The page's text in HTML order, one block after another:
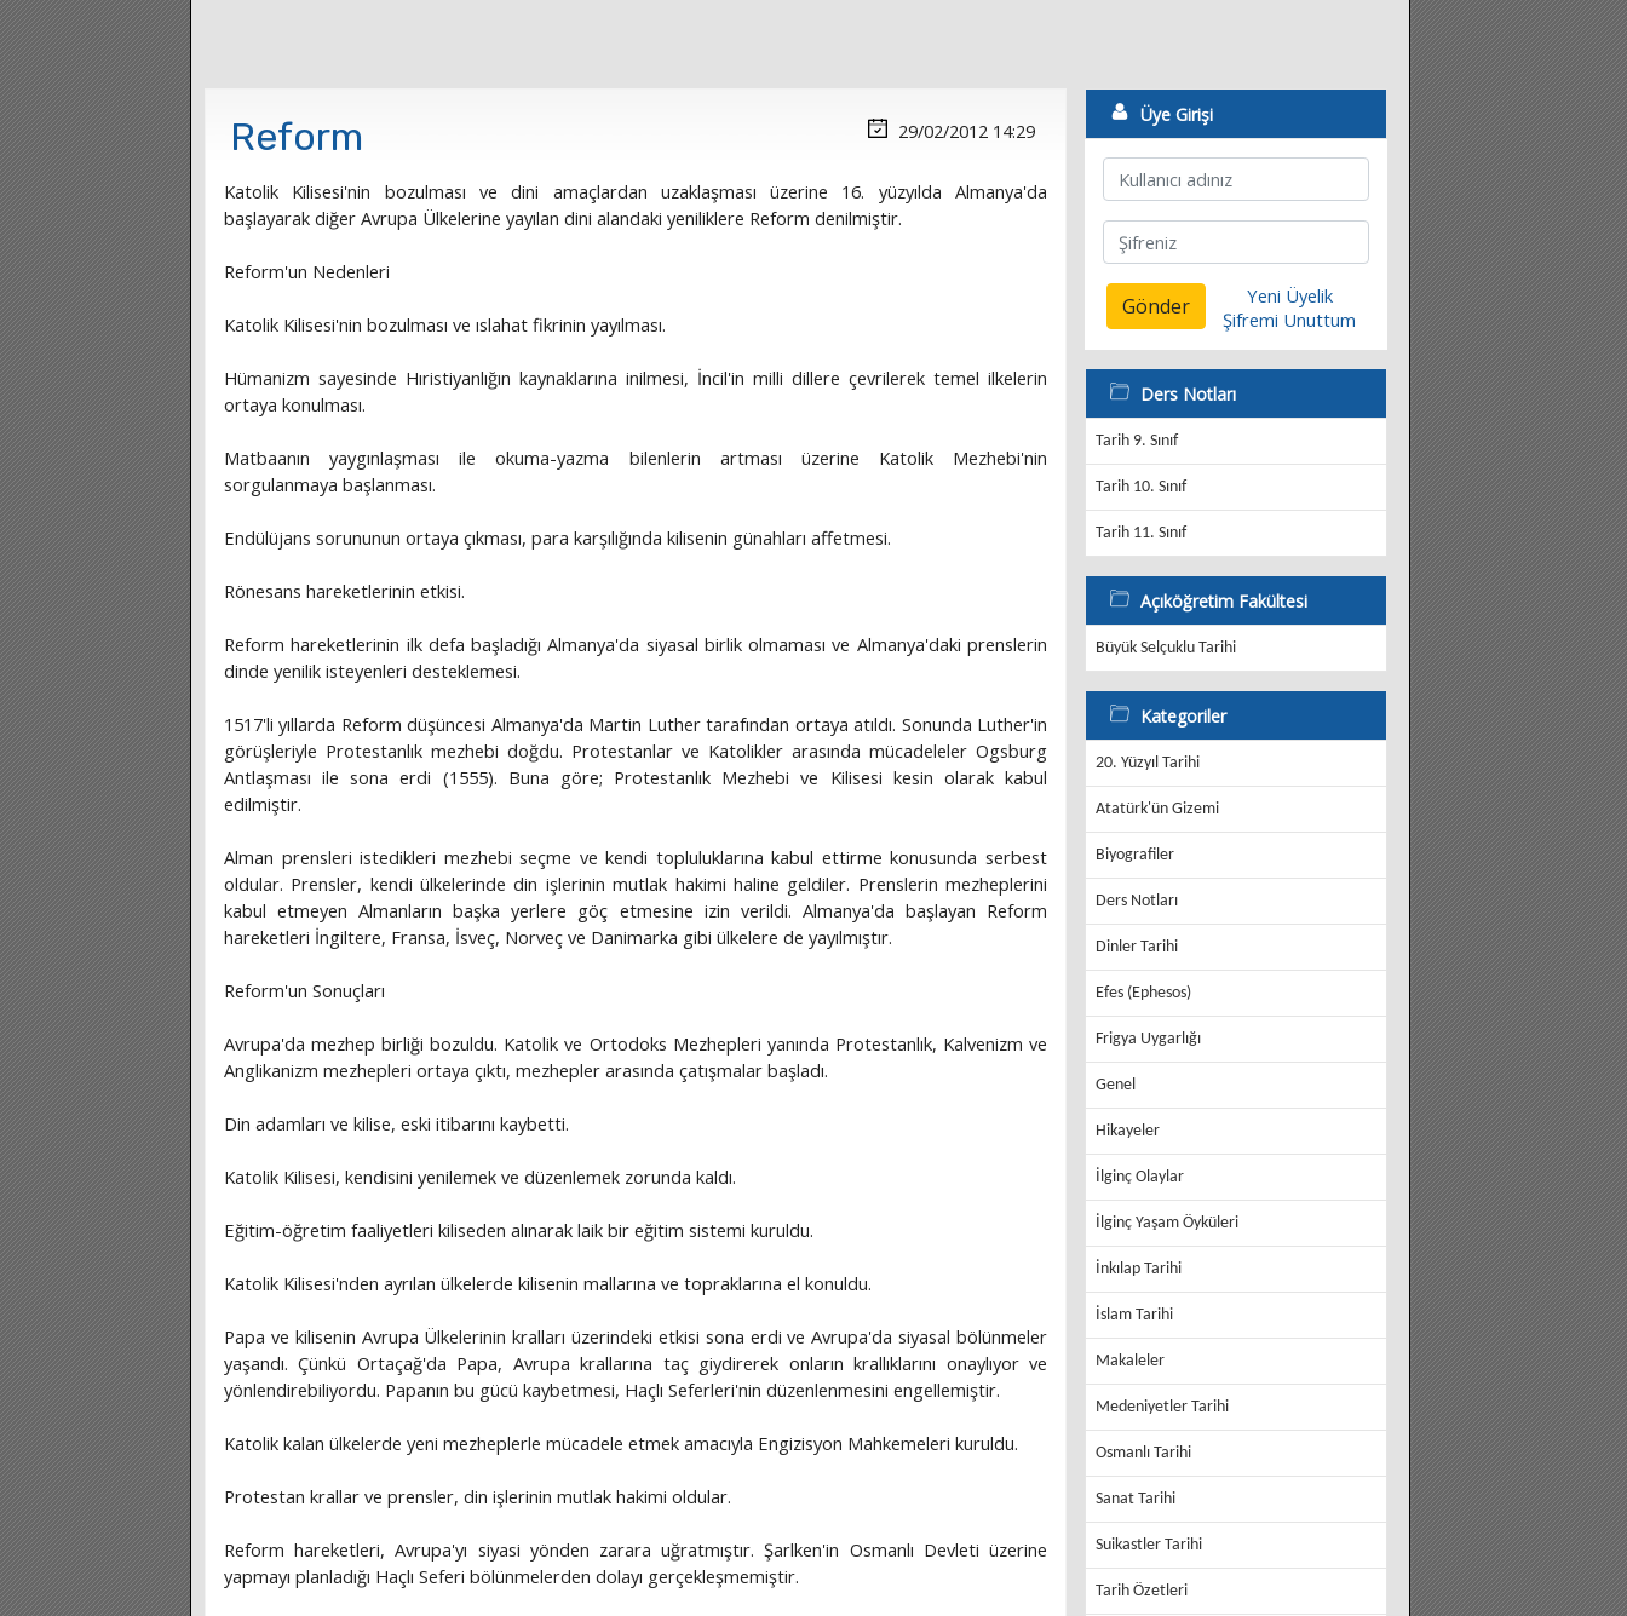
Reform 29/02/2012 14:29
Katolik Kilisesi'nin bozulması ve dini amaçlardan uzaklaşması üzerine 16. yüzyılda Almanya'da
başlayarak diğer Avrupa Ülkelerine yayılan dini alandaki yeniliklere Reform denilmiştir.
Reform'un Nedenleri
Katolik Kilisesi'nin bozulması ve ıslahat fikrinin yayılması.
Hümanizm sayesinde Hıristiyanlığın kaynaklarına inilmesi, İncil'in milli dillere çevrilerek temel ilkelerin
ortaya konulması.
Matbaanın yaygınlaşması ile okuma-yazma bilenlerin artması üzerine Katolik Mezhebi'nin
sorgulanmaya başlanması.
Endülüjans sorununun ortaya çıkması, para karşılığında kilisenin günahları affetmesi.
Rönesans hareketlerinin etkisi.
Reform hareketlerinin ilk defa başladığı Almanya'da siyasal birlik olmaması ve Almanya'daki prenslerin
dinde yenilik isteyenleri desteklemesi.
1517'li yıllarda Reform düşüncesi Almanya'da Martin Luther tarafından ortaya atıldı. Sonunda Luther'in
görüşleriyle Protestanlık mezhebi doğdu. Protestanlar ve Katolikler arasında mücadeleler Ogsburg
Antlaşması ile sona erdi (1555). Buna göre; Protestanlık Mezhebi ve Kilisesi kesin olarak kabul
edilmiştir.
Alman prensleri istedikleri mezhebi seçme ve kendi topluluklarına kabul ettirme konusunda serbest
oldular. Prensler, kendi ülkelerinde din işlerinin mutlak hakimi haline geldiler. Prenslerin mezheplerini
kabul etmeyen Almanların başka yerlere göç etmesine izin verildi. Almanya'da başlayan Reform
hareketleri İngiltere, Fransa, İsveç, Norveç ve Danimarka gibi ülkelere de yayılmıştır.
Reform'un Sonuçları
Avrupa'da mezhep birliği bozuldu. Katolik ve Ortodoks Mezhepleri yanında Protestanlık, Kalvenizm ve
Anglikanizm mezhepleri ortaya çıktı, mezhepler arasında çatışmalar başladı.
Din adamları ve kilise, eski itibarını kaybetti.
Katolik Kilisesi, kendisini yenilemek ve düzenlemek zorunda kaldı.
Eğitim-öğretim faaliyetleri kiliseden alınarak laik bir eğitim sistemi kuruldu.
Katolik Kilisesi'nden ayrılan ülkelerde kilisenin mallarına ve topraklarına el konuldu.
Papa ve kilisenin Avrupa Ülkelerinin kralları üzerindeki etkisi sona erdi ve Avrupa'da siyasal bölünmeler
yaşandı. Çünkü Ortaçağ'da Papa, Avrupa krallarına taç giydirerek onların krallıklarını onaylıyor ve
yönlendirebiliyordu. Papanın bu gücü kaybetmesi, Haçlı Seferleri'nin düzenlenmesini engellemiştir.
Katolik kalan ülkelerde yeni mezheplerle mücadele etmek amacıyla Engizisyon Mahkemeleri kuruldu.
Protestan krallar ve prensler, din işlerinin mutlak hakimi oldular.
Reform hareketleri, Avrupa'yı siyasi yönden zarara uğratmıştır. Şarlken'in Osmanlı Devleti üzerine
yapmayı planladığı Haçlı Seferi bölünmelerden dolayı gerçekleşmemiştir.
Üye Girişi
Gönder
Yeni Üyelik
Şifremi Unuttum
Ders Notları
Tarih 9. Sınıf
Tarih 10. Sınıf
Tarih 11. Sınıf
Açıköğretim Fakültesi
Büyük Selçuklu Tarihi
Kategoriler
20. Yüzyıl Tarihi
Atatürk'ün Gizemi
Biyografiler
Ders Notları
Dinler Tarihi
Efes (Ephesos)
Frigya Uygarlığı
Genel
Hikayeler
İlginç Olaylar
İlginç Yaşam Öyküleri
İnkılap Tarihi
İslam Tarihi
Makaleler
Medeniyetler Tarihi
Osmanlı Tarihi
Sanat Tarihi
Suikastler Tarihi
Tarih Özetleri